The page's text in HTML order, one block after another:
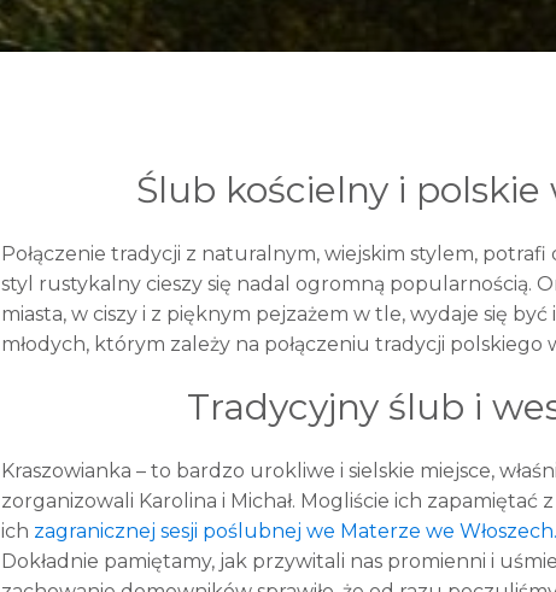
Ślub kościelny i polskie
Połączenie tradycji z naturalnym, wiejskim stylem,
styl rustykalny cieszy się nadal ogromną popularnością.
miasta, w ciszy i z pięknym pejzażem w tle, wydaje się
młodych, którym zależy na połączeniu tradycji
Tradycyjny ślub i
Kraszowianka – to bardzo urokliwe i sielskie miejsce,
zorganizowali Karolina i Michał. Mogliście ich zapamiętać
ich zagranicznej sesji poślubnej we Materze we Włoszech.
Dokładnie pamiętamy, jak przywitali nas promienni i